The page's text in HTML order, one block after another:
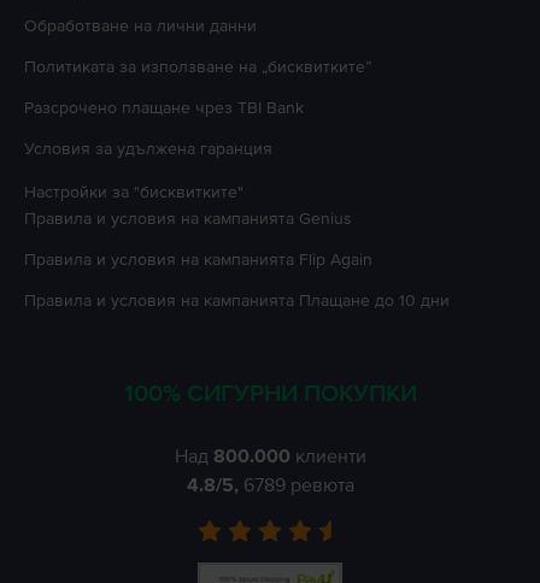
Oбработване на лични данни
Политиката за използване на „бисквитките”
Разсрочено плащане чрез TBI Bank
Условия за удължена гаранция
Настройки за "бисквитките"
Правила и условия на кампанията Genius
Правила и условия на кампанията Flip Again
Правила и условия на кампанията Плащане до 10 дни
100% СИГУРНИ ПОКУПКИ
Над 800.000 клиенти
4.8/5, 6789 ревюта